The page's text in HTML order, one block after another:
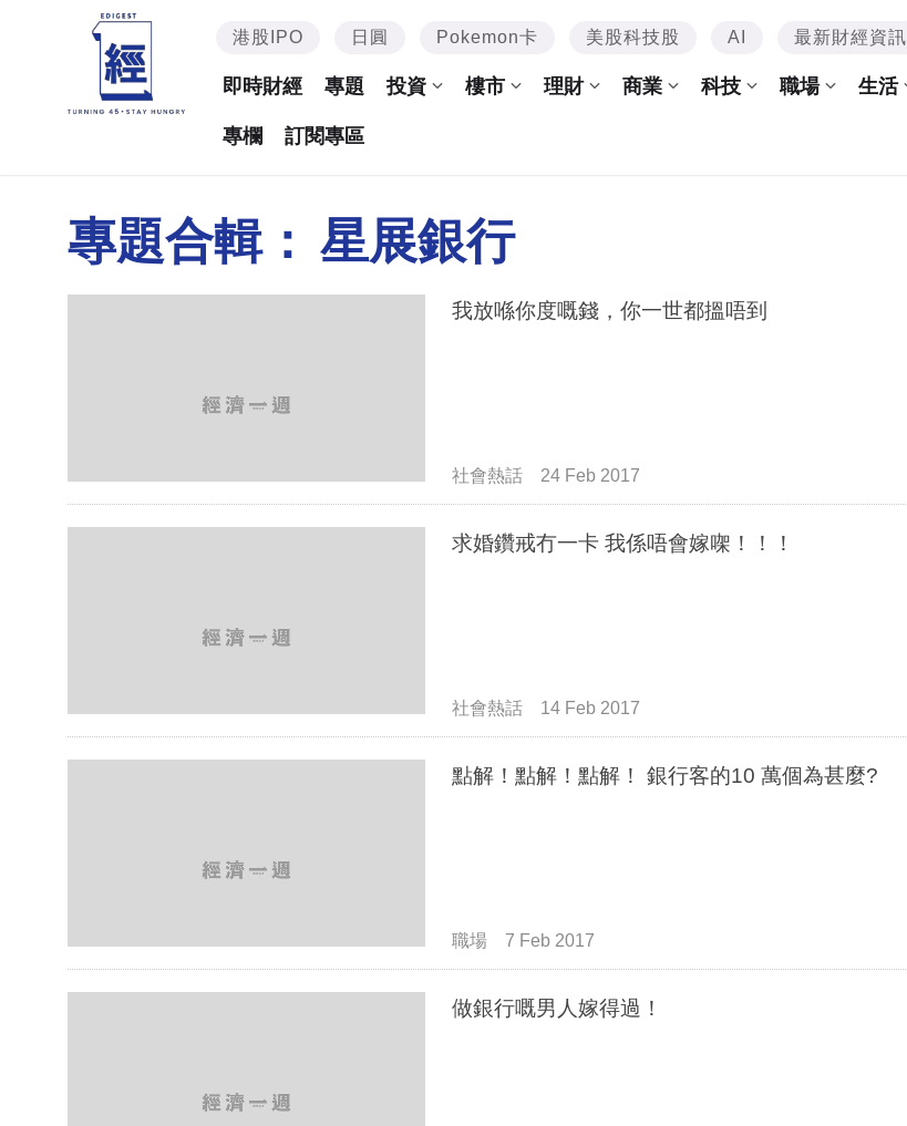
港股IPO 日圓 Pokemon卡 美股科技股 AI 最新財經資訊
即時財經 專題 投資 樓市 理財 商業 科技 職場 生活
專欄 訂閱專區
專題合輯： 星展銀行
我放喺你度嘅錢，你一世都搵唔到
社會熱話 24 Feb 2017
求婚鑽戒冇一卡 我係唔會嫁㗎！！！
社會熱話 14 Feb 2017
點解！點解！點解！ 銀行客的10 萬個為甚麼?
職場 7 Feb 2017
做銀行嘅男人嫁得過！